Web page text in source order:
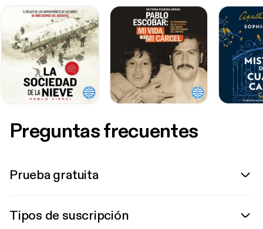
Preguntas frecuentes
Prueba gratuita
Tipos de suscripción